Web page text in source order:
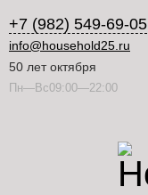
+7 (982) 549-69-05
info@household25.ru
50 лет октября
Пн—Вс09:00—22:00